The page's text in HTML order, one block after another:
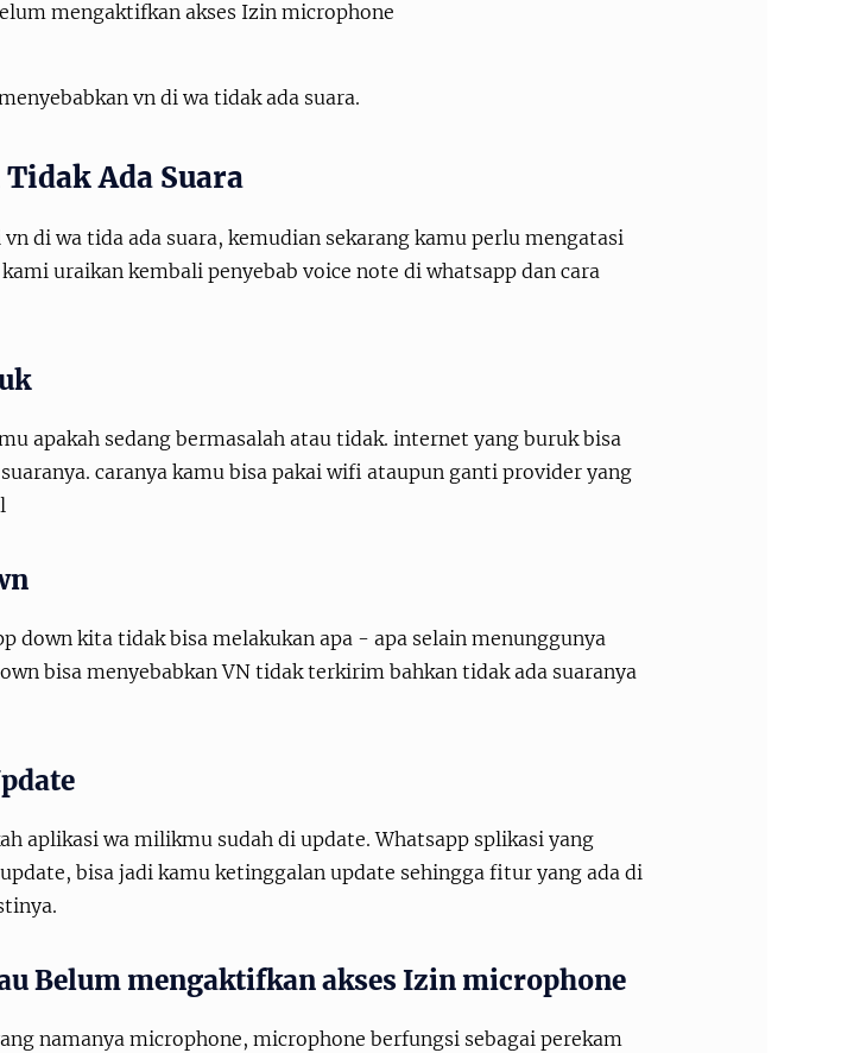
mengaktifkan akses Izin microphone
vn di wa tidak ada suara.
Ada Suara
di wa tida ada suara, kemudian sekarang kamu perlu mengatasi
uraikan kembali penyebab voice note di whatsapp dan cara
apakah sedang bermasalah atau tidak. internet yang buruk bisa
caranya kamu bisa pakai wifi ataupun ganti provider yang
down kita tidak bisa melakukan apa - apa selain menunggunya
bisa menyebabkan VN tidak terkirim bahkan tidak ada suaranya
aplikasi wa milikmu sudah di update. Whatsapp splikasi yang
bisa jadi kamu ketinggalan update sehingga fitur yang ada di
Belum mengaktifkan akses Izin microphone
namanya microphone, microphone berfungsi sebagai perekam